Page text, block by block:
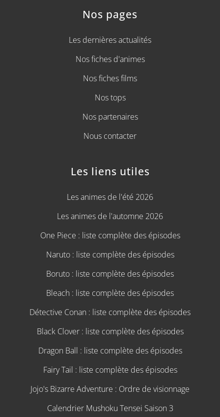
Nos pages
Les dernières actualités
Nos fiches d'animes
Nos fiches films
Nos tops
Nos partenaires
Nous contacter
Les liens utiles
Les animes de l'été 2026
Les animes de l'automne 2026
One Piece : liste complète des épisodes
Naruto : liste complète des épisodes
Boruto : liste complète des épisodes
Bleach : liste complète des épisodes
Détective Conan : liste complète des épisodes
Black Clover : liste complète des épisodes
Dragon Ball : liste complète des épisodes
Fairy Tail : liste complète des épisodes
Jojo's Bizarre Adventure : Ordre de visionnage
Calendrier Mushoku Tensei Saison 3